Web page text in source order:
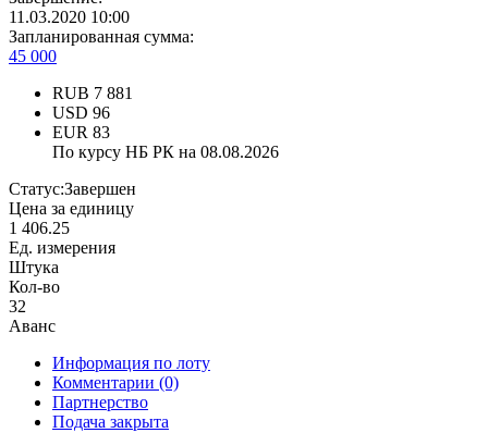
11.03.2020 10:00
Запланированная сумма:
45 000
RUB 7 881
USD 96
EUR 83
По курсу НБ РК на 08.08.2026
Статус:Завершен
Цена за единицу
1 406.25
Ед. измерения
Штука
Кол-во
32
Аванс
Информация по лоту
Комментарии (0)
Партнерство
Подача закрыта